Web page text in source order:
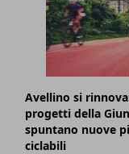
Avellino si
progetti della
spuntano nuove
ciclabili